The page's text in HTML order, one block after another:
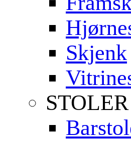
Skjenk
STOLER